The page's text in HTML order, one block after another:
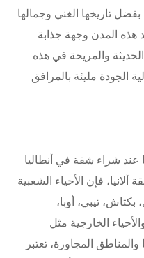
تاريخها الغني وجمالها
هذه المدن وجهة جذابة
والمريحة في هذه
الجودة مليئة بالمرافق
عند شراء شقة في أنطاليا
فإن الأحياء الشعبية
تيبي، أوبا،
الخارجية مثل
المجاورة، تعتبر